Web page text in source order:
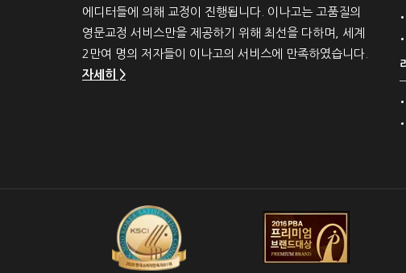
에디터들에 의해 교정이 진행됩니다. 이나고는 고품질의
영문교정 서비스만을 제공하기 위해 최선을 다하며, 세계
2만여 명의 저자들이 이나고의 서비스에 만족하였습니다.
자세히 >